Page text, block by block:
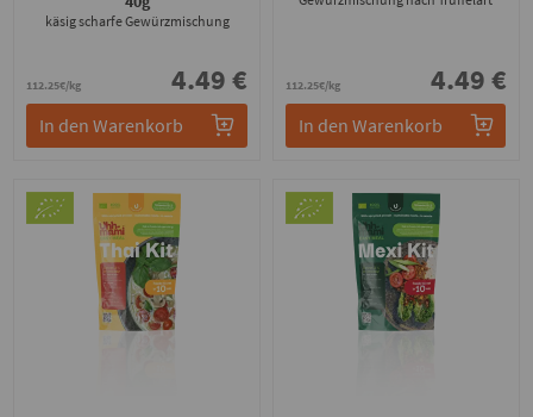
käsig scharfe Gewürzmischung
112.25€/kg 4.49 €
In den Warenkorb
112.25€/kg 4.49 €
In den Warenkorb